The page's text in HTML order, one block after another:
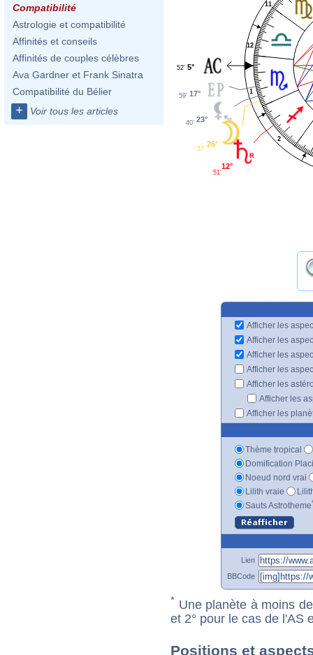
Compatibilité
Astrologie et compatibilité
Affinités et conseils
Affinités de couples célèbres
Ava Gardner et Frank Sinatra
Compatibilité du Bélier
+ Voir tous les articles
1
2
11
12
5°
52'
17°
59'
23°
40'
26°
37'
12°
51'
Afficher les
Afficher les
Afficher les
Afficher les
Afficher les
Afficher les
Afficher les
Thème tropical
Domification
Noeud nord vrai
Lilith vraie
Sauts Astrotheme
Lien
BBCode
* Une planète à moins
et 2° pour le cas de l'AS
Positions et